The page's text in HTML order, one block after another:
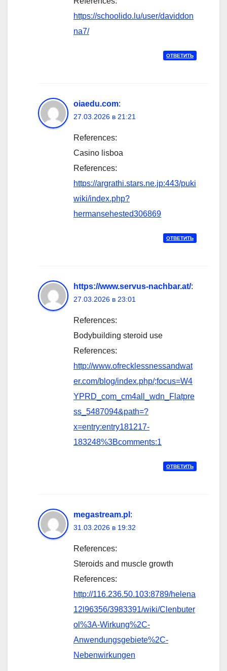
https://schoolido.lu/user/daviddon
na7/
ОТВЕТИТЬ
oiaedu.com:
27.03.2026 в 21:21
References:
Casino lisboa
References:
https://argrathi.stars.ne.jp:443/puki
wiki/index.php?
hermansehested306869
ОТВЕТИТЬ
https://www.servus-nachbar.at/:
27.03.2026 в 23:01
References:
Bodybuilding steroid use
References:
http://www.ofrecklessnessandwat
er.com/blog/index.php/;focus=W4
YPRD_com_cm4all_wdn_Flatpre
ss_5487094&path=?
x=entry:entry181217-
183248%3Bcomments:1
ОТВЕТИТЬ
megastream.pl :
31.03.2026 в 19:32
References:
Steroids and muscle growth
References:
http://116.236.50.103:8789/helena
12l96356/3983391/wiki/Clenbuter
ol%3A-Wirkung%2C-
Anwendungsgebiete%2C-
Nebenwirkungen